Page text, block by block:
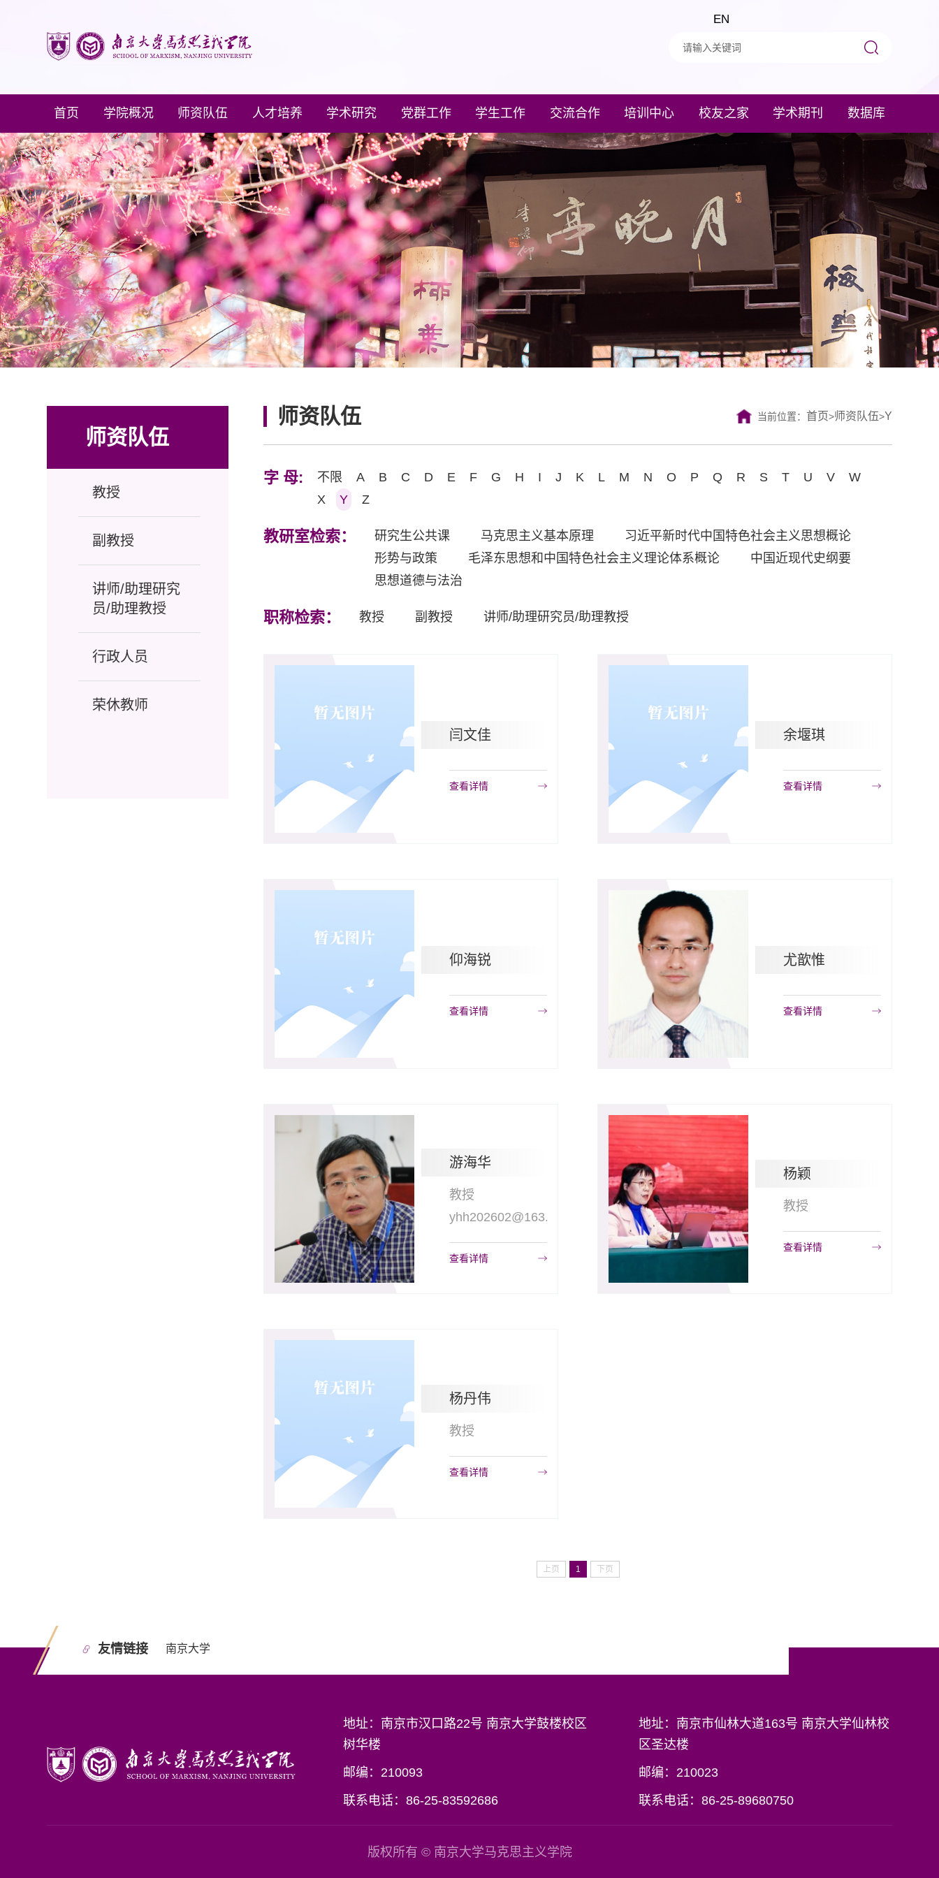
EN
首页 学院概况 师资队伍 人才培养 学术研究 党群工作 学生工作 交流合作 培训中心 校友之家 学术期刊 数据库
师资队伍
教授
副教授
讲师/助理研究
员/助理教授
行政人员
荣休教师
师资队伍 当前位置： 首页>师资队伍>Y
字 母: 不限 A B C D E F G H I J K L M N O P Q R S T U V
W
X
Y Z
教研室检索： 研究生公共课 马克思主义基本原理
习近平新时代中国特色社会主义思想概论
形势与政策
毛泽东思想和中国特色社会主义理论体系概论
中国近现代史纲要
思想道德与法治
职称检索： 教授 副教授 讲师/助理研究员/助理教授
闫文佳
查看详情
余堰琪
查看详情
仰海锐
查看详情
尤歆惟
查看详情
游海华
教授
yhh202602@163.com
查看详情
杨颖
教授
查看详情
杨丹伟
教授
查看详情
上页 1 下页
友情链接 南京大学
地址：南京市汉口路22号 南京大学鼓楼校区
树华楼
邮编：210093
联系电话：86-25-83592686
地址：南京市仙林大道163号 南京大学仙林校
区圣达楼
邮编：210023
联系电话：86-25-89680750
版权所有 © 南京大学马克思主义学院